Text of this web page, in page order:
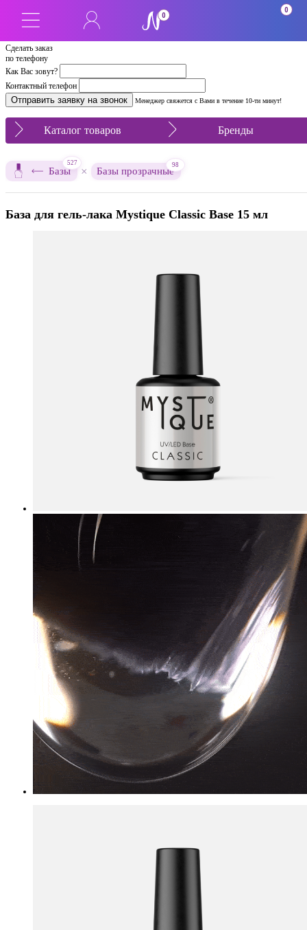
Сделать заказ
по телефону
Как Вас зовут?
Контактный телефон
Менеджер свяжется с Вами в течение 10-ти минут!
0
0
Каталог товаров Бренды
Базы
527
× Базы прозрачные
98
База для гель-лака Mystique Classic Base 15 мл